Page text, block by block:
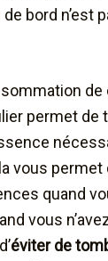
bord n’est
de
permet de
vous
quand
vous
éviter de